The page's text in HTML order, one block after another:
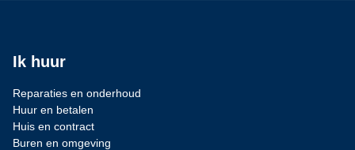
Ik huur
Reparaties en onderhoud
Huur en betalen
Huis en contract
Buren en omgeving